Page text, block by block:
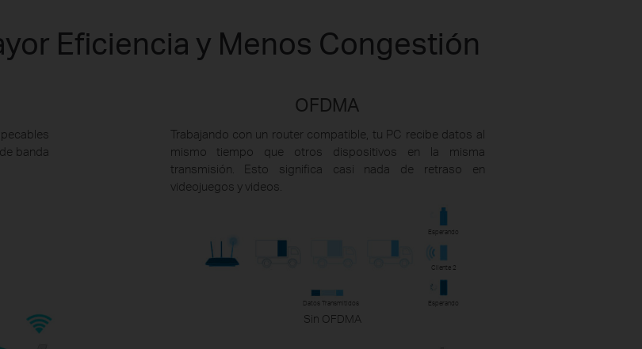
Eficiencia y Menos Congestión
banda
OFDMA
Trabajando con un router compatible, tu PC recibe datos al
mismo tiempo que otros dispositivos en la misma
transmisión. Esto significa casi nada de retraso en
videojuegos y videos.
Datos Transmitidos
Sin OFDMA
Esperando
Cliente 2
Esperando